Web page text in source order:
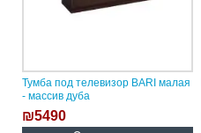
Тумба под телевизор BARI малая
- массив дуба
₪5490